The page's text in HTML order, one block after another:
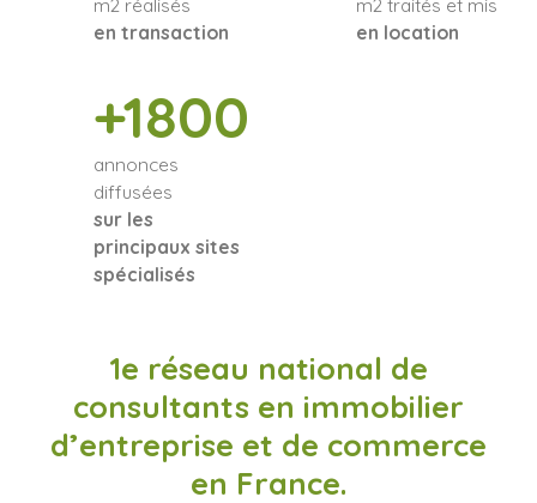
en transaction
en location
+1800
annonces
diffusées
sur les
principaux sites
spécialisés
1e réseau national de
consultants en immobilier
d’entreprise et de commerce
en France.